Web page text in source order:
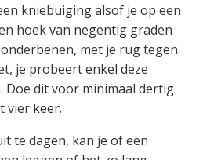
kniebuiging alsof je op een
hoek van negentig graden
met je rug tegen
je probeert enkel deze
Doe dit voor minimaal dertig
vier keer.
te dagen, kan je of een